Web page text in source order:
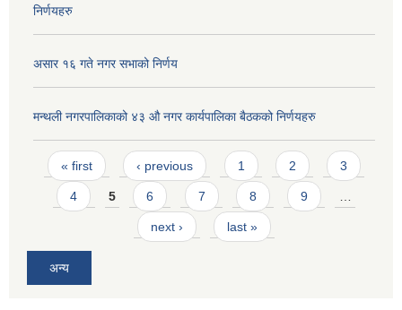
निर्णयहरु
असार १६ गते नगर सभाको निर्णय
मन्थली नगरपालिकाको ४३ औ नगर कार्यपालिका बैठकको निर्णयहरु
Pages
« first ‹ previous 1 2 3
4 5 6 7 8 9
next › last »
अन्य